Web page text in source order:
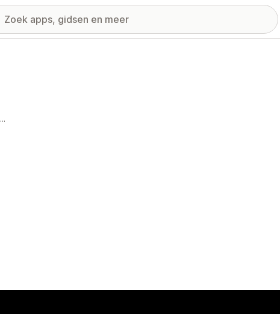
Gratis abonnement beschikbaar